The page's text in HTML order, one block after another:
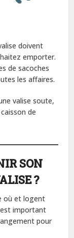
doivent
emporter.
de sacoches
les affaires.
valise soute,
de
SON
?
où et logent
important
pour